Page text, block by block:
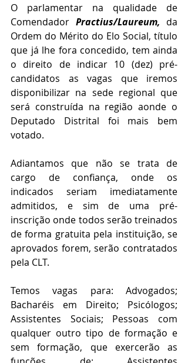
O parlamentar na qualidade de
Comendador Practius/Laureum, da
Ordem do Mérito do Elo Social, título
que já lhe fora concedido, tem ainda
o direito de indicar 10 (dez) pré-
candidatos as vagas que iremos
disponibilizar na sede regional que
será construída na região aonde o
Deputado Distrital foi mais bem
votado.
Adiantamos que não se trata de
cargo de confiança, onde os
indicados seriam imediatamente
admitidos, e sim de uma pré-
inscrição onde todos serão treinados
de forma gratuita pela instituição, se
aprovados forem, serão contratados
pela CLT.
Temos vagas para: Advogados;
Bacharéis em Direito; Psicólogos;
Assistentes Sociais; Pessoas com
qualquer outro tipo de formação e
sem formação, que exercerão as